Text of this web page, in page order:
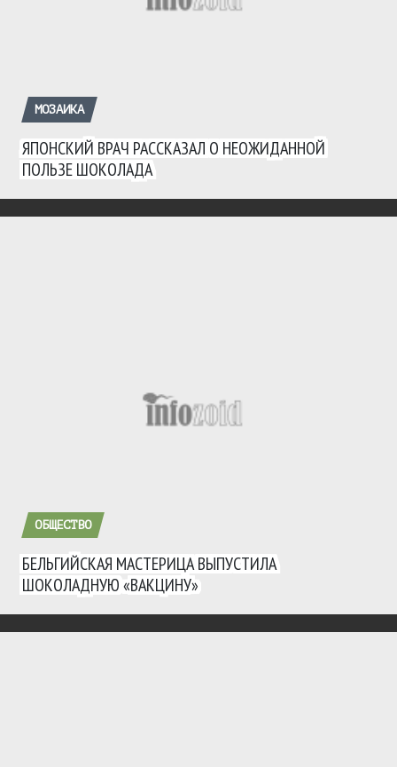
МОЗАИКА
ЯПОНСКИЙ ВРАЧ РАССКАЗАЛ О НЕОЖИДАННОЙ
ПОЛЬЗЕ ШОКОЛАДА
ОБЩЕСТВО
БЕЛЬГИЙСКАЯ МАСТЕРИЦА ВЫПУСТИЛА
ШОКОЛАДНУЮ «ВАКЦИНУ»